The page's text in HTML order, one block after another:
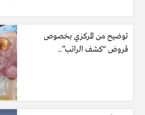
توضيح من المركزي بخصوص
قروض “كشف الراتب”..